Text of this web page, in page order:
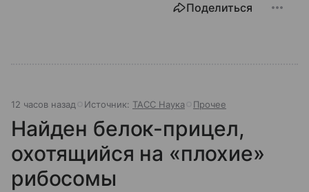
Поделиться
12 часов назад Источник: ТАСС Наука Прочее
Найден белок-прицел,
охотящийся на «плохие»
рибосомы